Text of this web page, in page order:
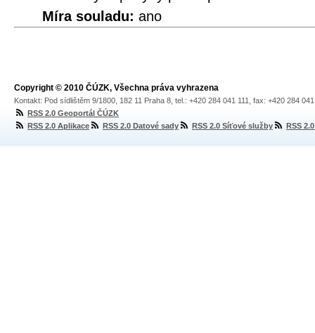
Míra souladu: ano
Copyright © 2010 ČÚZK, Všechna práva vyhrazena
Kontakt: Pod sídlištěm 9/1800, 182 11 Praha 8, tel.: +420 284 041 111, fax: +420 284
RSS 2.0 Geoportál ČÚZK
RSS 2.0 Aplikace
RSS 2.0 Datové sady RSS 2.0 Síťové služby RSS